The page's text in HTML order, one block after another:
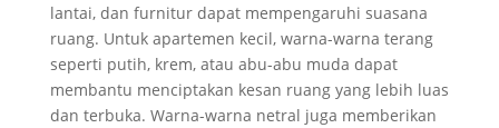
lantai, dan furnitur dapat mempengaruhi suasana
ruang. Untuk apartemen kecil, warna-warna terang
seperti putih, krem, atau abu-abu muda dapat
membantu menciptakan kesan ruang yang lebih luas
dan terbuka. Warna-warna netral juga memberikan